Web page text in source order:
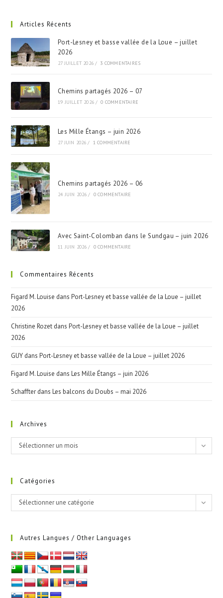
Articles Récents
Port-Lesney et basse vallée de la Loue – juillet
2026
27 JUILLET 2026 / 3 COMMENTAIRES
Chemins partagés 2026 – 07
19 JUILLET 2026 / 0 COMMENTAIRE
Les Mille Étangs – juin 2026
27 JUIN 2026 / 1 COMMENTAIRE
Chemins partagés 2026 – 06
24 JUIN 2026 / 0 COMMENTAIRE
Avec Saint-Colomban dans le Sundgau – juin 2026
11 JUIN 2026 / 0 COMMENTAIRE
Commentaires Récents
Figard M. Louise dansPort-Lesney et basse vallée de la Loue – juillet
2026
Christine Rozet dansPort-Lesney et basse vallée de la Loue – juillet
2026
GUY dansPort-Lesney et basse vallée de la Loue – juillet 2026
Figard M. Louise dansLes Mille Étangs – juin 2026
Schaffter dansLes balcons du Doubs – mai 2026
Archives
Archives
Sélectionner un mois
Catégories
Catégories
Sélectionner une catégorie
Autres Langues / Other Languages